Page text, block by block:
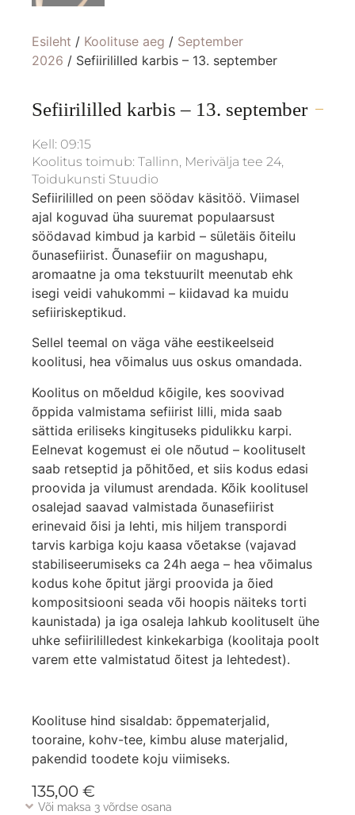
Esileht / Koolituse aeg / September
2026 / Sefiirililled karbis – 13. september
Sefiirililled karbis – 13. september
Kell: 09:15
Koolitus toimub: Tallinn, Merivälja tee 24,
Toidukunsti Stuudio
Sefiirililled on peen söödav käsitöö. Viimasel
ajal koguvad üha suuremat populaarsust
söödavad kimbud ja karbid – sületäis õiteilu
õunasefiirist. Õunasefiir on magushapu,
aromaatne ja oma tekstuurilt meenutab ehk
isegi veidi vahukommi – kiidavad ka muidu
sefiiriskeptikud.
Sellel teemal on väga vähe eestikeelseid
koolitusi, hea võimalus uus oskus omandada.
Koolitus on mõeldud kõigile, kes soovivad
õppida valmistama sefiirist lilli, mida saab
sättida eriliseks kingituseks pidulikku karpi.
Eelnevat kogemust ei ole nõutud – koolituselt
saab retseptid ja põhitõed, et siis kodus edasi
proovida ja vilumust arendada. Kõik koolitusel
osalejad saavad valmistada õunasefiirist
erinevaid õisi ja lehti, mis hiljem transpordi
tarvis karbiga koju kaasa võetakse (vajavad
stabiliseerumiseks ca 24h aega – hea võimalus
kodus kohe õpitut järgi proovida ja õied
kompositsiooni seada või hoopis näiteks torti
kaunistada) ja iga osaleja lahkub koolituselt ühe
uhke sefiirililledest kinkekarbiga (koolitaja poolt
varem ette valmistatud õitest ja lehtedest).
Koolituse hind sisaldab: õppematerjalid,
tooraine, kohv-tee, kimbu aluse materjalid,
pakendid toodete koju viimiseks.
135,00 €
Või maksa 3 võrdse osana